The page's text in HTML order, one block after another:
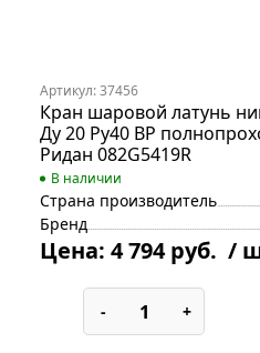
Артикул: 37456
Кран шаровой латунь
Ду 20 Ру40 ВР
Ридан 082G5419R
В наличии
Страна производитель
Бренд
Цена: 4 794 руб. /
- +